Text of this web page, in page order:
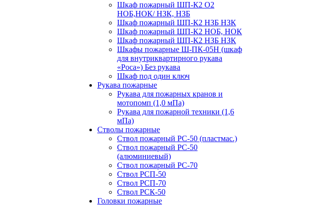
Шкаф пожарный ШП-К2 О2
НОБ,НОК/ НЗК, НЗБ
Шкаф пожарный ШП-К2 НЗБ НЗК
Шкаф пожарный ШП-К2 НОБ, НОК
Шкаф пожарный ШП-К2 НЗБ НЗК
Шкафы пожарные Ш-ПК-05Н (шкаф
для внутриквартирного рукава
«Роса») Без рукава
Шкаф под один ключ
Рукава пожарные
Рукава для пожарных кранов и
мотопомп (1,0 мПа)
Рукава для пожарной техники (1,6
мПа)
Стволы пожарные
Ствол пожарный РС-50 (пластмас.)
Ствол пожарный РС-50
(алюминиевый)
Ствол пожарный РС-70
Ствол РСП-50
Ствол РСП-70
Ствол РСК-50
Головки пожарные